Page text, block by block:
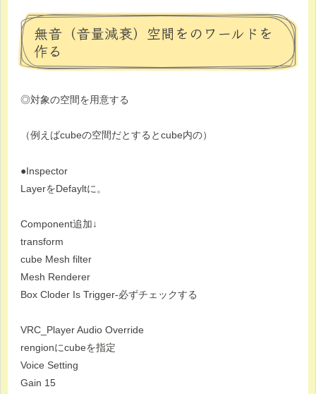
無音（音量減衰）空間をのワールドを
作る
◎対象の空間を用意する
（例えばcubeの空間だとするとcube内の）
●Inspector
LayerをDefayltに。
Component追加↓
transform
cube Mesh filter
Mesh Renderer
Box Cloder Is Trigger-必ずチェックする
VRC_Player Audio Override
rengionにcubeを指定
Voice Setting
Gain 15